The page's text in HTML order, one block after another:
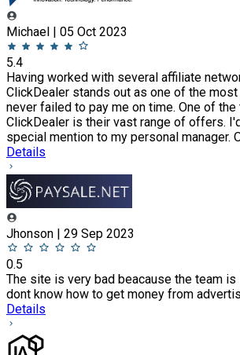
Michael | 05 Oct 2023
5.4
Having worked with several affiliate
ClickDealer stands out as one of the
never failed to pay me on time. One of
ClickDealer is their vast range of offers.
special mention to my personal manager.
Details
Jhonson | 29 Sep 2023
0.5
The site is very bad beacause the team
dont know how to get money from
Details